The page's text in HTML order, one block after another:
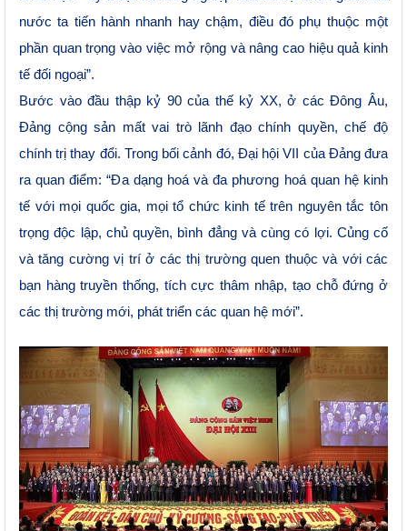
nước ta tiến hành nhanh hay chậm, điều đó phụ thuộc một
phần quan trọng vào việc mở rộng và nâng cao hiệu quả kinh
tế đối ngoại”.
Bước vào đầu thập kỷ 90 của thế kỷ XX, ở các Đông Âu,
Đảng cộng sản mất vai trò lãnh đạo chính quyền, chế độ
chính trị thay đổi. Trong bối cảnh đó, Đại hội VII của Đảng đưa
ra quan điểm: “Đa dạng hoá và đa phương hoá quan hệ kinh
tế với mọi quốc gia, mọi tổ chức kinh tế trên nguyên tắc tôn
trọng độc lập, chủ quyền, bình đẳng và cùng có lợi. Củng cố
và tăng cường vị trí ở các thị trường quen thuộc và với các
bạn hàng truyền thống, tích cực thâm nhập, tạo chỗ đứng ở
các thị trường mới, phát triển các quan hệ mới”.